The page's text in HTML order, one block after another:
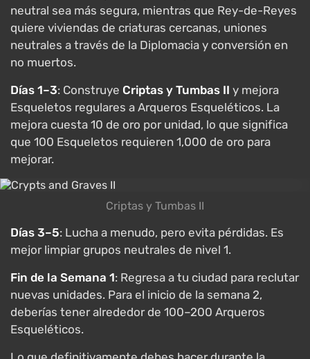
neutral sea más segura, mientras que Rey-de-Reyes
quiere viviendas de criaturas cercanas, uniones
neutrales a través de la Diplomacia y conversión en
no muertos.
Días 1–3: Construye Criptas y Tumbas II y mejora
Esqueletos regulares a Arqueros Esqueléticos. La
mejora cuesta 10 de oro por unidad, lo que significa
que 100 Esqueletos requieren 1,000 de oro para
mejorar.
Criptas y Tumbas II
Días 3–5: Lucha a menudo, pero evita pérdidas. Es
mejor limpiar grupos neutrales de nivel 1.
Fin de la Semana 1: Regresa a tu ciudad para reclutar
nuevas unidades. Para el inicio de la semana 2,
deberías tener alrededor de 100–200 Arqueros
Esqueléticos.